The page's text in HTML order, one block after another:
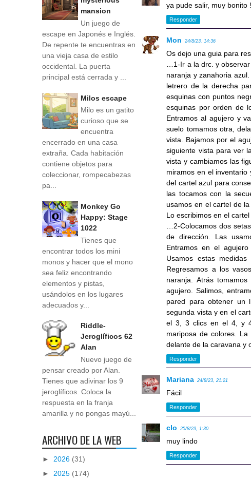
ya pude salir, muy bonito !
Responder
Mon 24/8/23, 14:36
Os dejo una guia para
…1-Ir a la drc. y
naranja y zanahoria
letrero de la derecha
esquinas con puntos
esquinas por orden de
Entramos al agujero y
suelo tomamos otra,
vista. Bajamos por el
siguiente vista para ver
vista y cambiamos las
miramos en el
del cartel azul para
las tocamos con la
usamos en el cartel de
Lo escribimos en el
…2-Colocamos dos
de dirección. Las
Entramos en el
Usamos estas
Regresamos a los
naranja. Atrás
agujero. Salimos,
pared para obtener un
segunda vista y en el
el 3, 3 clics en el 4, y
mariposa de colores.
delante de la caravana y
Responder
Mariana 24/8/23, 21:21
Fácil
Responder
clo 25/8/23, 1:30
muy lindo
Responder
mansion
Un juego de
escape en Japonés e Inglés.
De repente te encuentras en
una vieja casa de estilo
occidental. La puerta
principal está cerrada y ...
Milos escape
Milo es un gatito
curioso que se
encuentra
encerrado en una casa
extraña. Cada habitación
contiene objetos para
coleccionar, rompecabezas
pa...
Monkey Go
Happy: Stage
1022
Tienes que
encontrar todos los mini
monos y hacer que el mono
sea feliz encontrando
elementos y pistas,
usándolos en los lugares
adecuados y...
Riddle-
Jeroglíficos 62
Alan
Nuevo juego de
pensar creado por Alan.
Tienes que adivinar los 9
jeroglíficos. Coloca la
respuesta en la franja
amarilla y no pongas mayú...
ARCHIVO DE LA WEB
► 2026 (31)
► 2025 (174)